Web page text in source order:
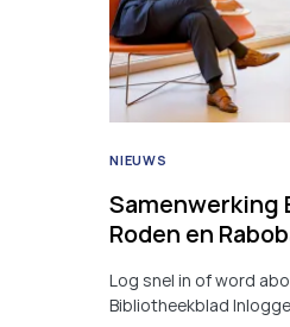
NIEUWS
Samenwerking
Roden en
Log snel in of word
Bibliotheekblad